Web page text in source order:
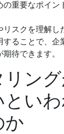
重要なポイン
リスクを理解し
することで、企
待できます。
リン
いわ
か